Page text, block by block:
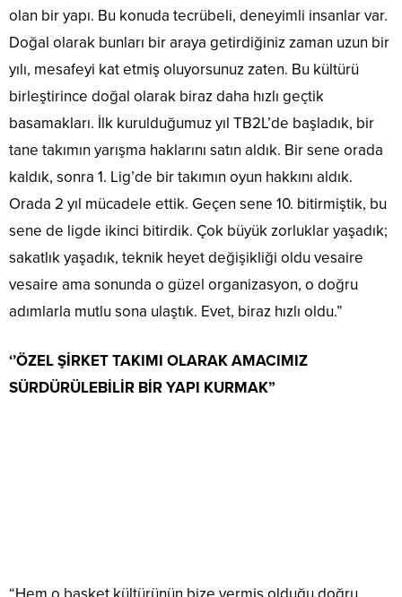
olan bir yapı. Bu konuda tecrübeli, deneyimli insanlar var.
Doğal olarak bunları bir araya getirdiğiniz zaman uzun bir
yılı, mesafeyi kat etmiş oluyorsunuz zaten. Bu kültürü
birleştirince doğal olarak biraz daha hızlı geçtik
basamakları. İlk kurulduğumuz yıl TB2L’de başladık, bir
tane takımın yarışma haklarını satın aldık. Bir sene orada
kaldık, sonra 1. Lig’de bir takımın oyun hakkını aldık.
Orada 2 yıl mücadele ettik. Geçen sene 10. bitirmiştik, bu
sene de ligde ikinci bitirdik. Çok büyük zorluklar yaşadık;
sakatlık yaşadık, teknik heyet değişikliği oldu vesaire
vesaire ama sonunda o güzel organizasyon, o doğru
adımlarla mutlu sona ulaştık. Evet, biraz hızlı oldu.”
‘’ÖZEL ŞİRKET TAKIMI OLARAK AMACIMIZ
SÜRDÜRÜLEBİLİR BİR YAPI KURMAK”